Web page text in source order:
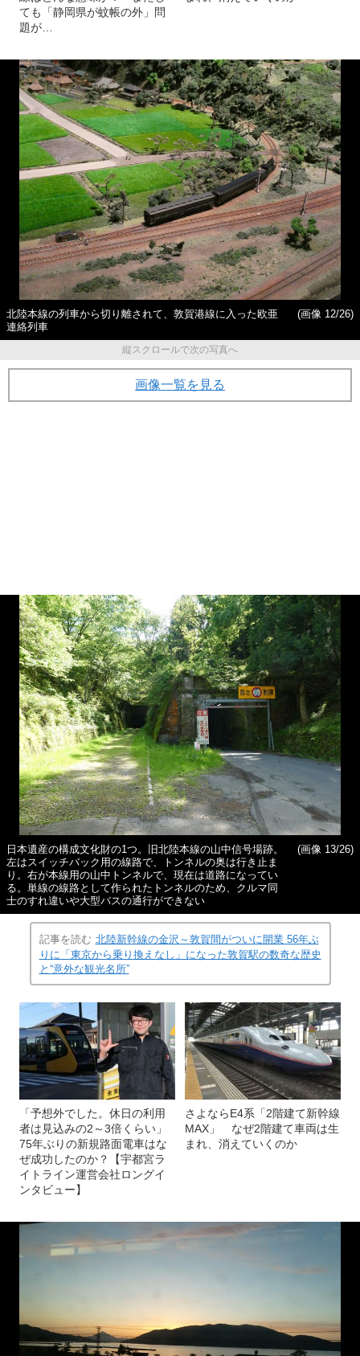
ても「静岡県が蚊帳の外」問
題が…
北陸本線の列車から切り離されて、敦賀港線に入った欧亜
連絡列車
(画像 12/26)
縦スクロールで次の写真へ
画像一覧を見る
日本遺産の構成文化財の1つ。旧北陸本線の山中信号場跡。
左はスイッチバック用の線路で、トンネルの奥は行き止ま
り。右が本線用の山中トンネルで、現在は道路になってい
る。単線の線路として作られたトンネルのため、クルマ同
士のすれ違いや大型バスの通行ができない
(画像 13/26)
記事を読む 北陸新幹線の金沢～敦賀間がついに開業 56年ぶ
りに「東京から乗り換えなし」になった敦賀駅の数奇な歴史
と“意外な観光名所”
「予想外でした。休日の利用
者は見込みの2～3倍くらい」
75年ぶりの新規路面電車はな
ぜ成功したのか？【宇都宮ラ
イトライン運営会社ロングイ
ンタビュー】
さよならE4系「2階建て新幹線
MAX」 なぜ2階建て車両は生
まれ、消えていくのか